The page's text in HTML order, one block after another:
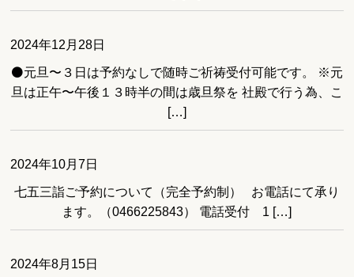
2024年12月28日
⚫️元旦〜３日は予約なしで随時ご祈祷受付可能です。 ※元
旦は正午〜午後１３時半の間は歳旦祭を 社殿で行う為、こ
[…]
2024年10月7日
七五三詣ご予約について（完全予約制） お電話にて承り
ます。（0466225843） 電話受付 1 […]
2024年8月15日